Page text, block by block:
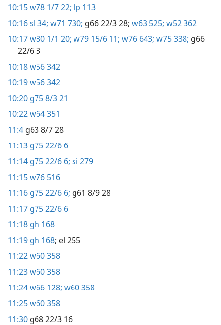
10:15w78 1/7 22; lp 113
10:16sl 34; w71 730; g66 22/3 28; w63 525; w52 362
10:17w80 1/1 20; w79 15/6 11; w76 643; w75 338; g66
22/6 3
10:18w56 342
10:19w56 342
10:20 g75 8/3 21
10:22w64 351
11:4 g63 8/7 28
11:13 g75 22/6 6
11:14 g75 22/6 6; si 279
11:15w76 516
11:16 g75 22/6 6; g61 8/9 28
11:17 g75 22/6 6
11:18 gh 168
11:19 gh 168; el 255
11:22w60 358
11:23w60 358
11:24w66 128; w60 358
11:25w60 358
11:30 g68 22/3 16